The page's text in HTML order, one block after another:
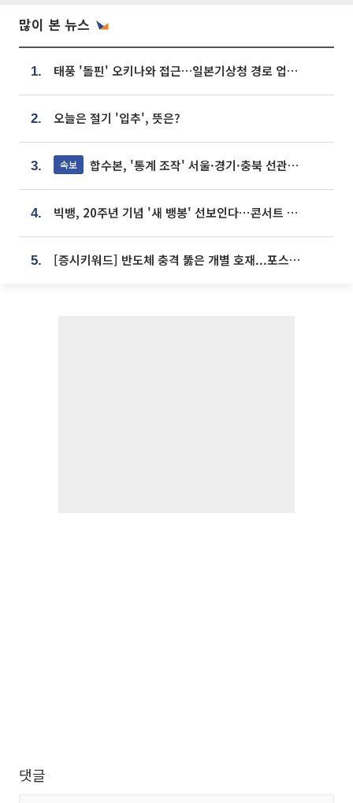
많이 본 뉴스
1. 태풍 '돌핀' 오키나와 접근…일본기상청 경로 업데이트
2. 오늘은 절기 '입추', 뜻은?
3. 속보 합수본, '통계 조작' 서울·경기·충북 선관위 등 추가 압수수색
4. 빅뱅, 20주년 기념 '새 뱅봉' 선보인다⋯콘서트 앞두고 팝업 개최
5. [증시키워드] 반도체 충격 뚫은 개별 호재...포스코퓨처엠·에코프로·한화솔루션 '눈길'
댓글